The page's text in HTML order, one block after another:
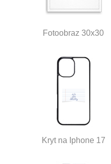
Fotoobraz 30x30
Kryt na Iphone 17